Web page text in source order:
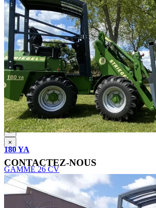
180 YA
GAMME 26 CV
En soumettant ce formulaire, j'accepte que
saisies soient exploitées dans le cadre de la
la relation commerciale qui peut en découler.
Pour connaître et exercer vos droits,
consentement à l'utilisation des données
veuillez consulter notrepolitique de
×
×
CONTACTEZ-NOUS